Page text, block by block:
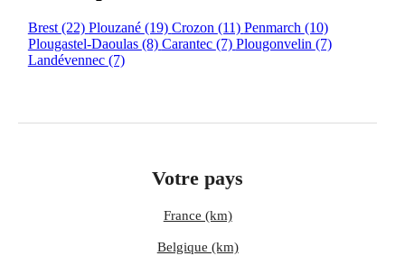
Brest (22) Plouzané (19) Crozon (11) Penmarch (10)
Plougastel-Daoulas (8) Carantec (7) Plougonvelin (7)
Landévennec (7)
Votre pays
France (km)
Belgique (km)